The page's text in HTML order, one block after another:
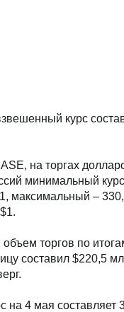
курс
на торгах
минимальный курс
максимальный –
торгов по
составил $220,5
4 мая составляет